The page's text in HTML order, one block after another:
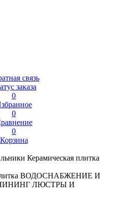
связь
заказа
0
0
0
Корзина
Керамическая плитка
ВОДОСНАБЖЕНИЕ И
ЛЮСТРЫ И